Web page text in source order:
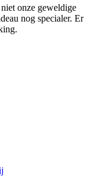
onze geweldige
nog specialer. Er